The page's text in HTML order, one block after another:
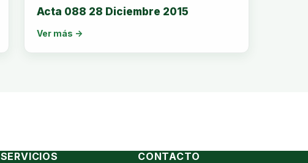
Acta 088 28 Diciembre 2015
Ver más →
SERVICIOS CONTACTO